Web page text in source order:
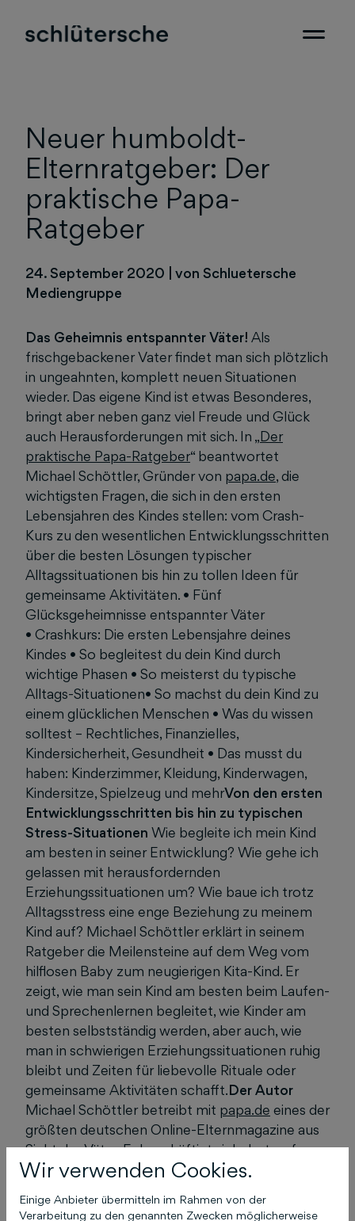
Neuer humboldt-
Elternratgeber: Der
praktische Papa-
Ratgeber
24. September 2020
von Schluetersche
Mediengruppe
Das Geheimnis entspannter Väter! Als
frischgebackener Vater findet man sich plötzlich
in ungeahnten, komplett neuen Situationen
wieder. Das eigene Kind ist etwas Besonderes,
bringt aber neben ganz viel Freude und Glück
auch Herausforderungen mit sich. In „Der
praktische Papa-Ratgeber“ beantwortet
Michael Schöttler, Gründer von papa.de, die
wichtigsten Fragen, die sich in den ersten
Lebensjahren des Kindes stellen: vom Crash-
Kurs zu den wesentlichen Entwicklungsschritten
über die besten Lösungen typischer
Alltagssituationen bis hin zu tollen Ideen für
gemeinsame Aktivitäten. • Fünf
Glücksgeheimnisse entspannter Väter
• Crashkurs: Die ersten Lebensjahre deines
Kindes • So begleitest du dein Kind durch
wichtige Phasen • So meisterst du typische
Alltags-Situationen• So machst du dein Kind zu
einem glücklichen Menschen • Was du wissen
solltest – Rechtliches, Finanzielles,
Kindersicherheit, Gesundheit • Das musst du
haben: Kinderzimmer, Kleidung, Kinderwagen,
Kindersitze, Spielzeug und mehrVon den ersten
Entwicklungsschritten bis hin zu typischen
Stress-Situationen Wie begleite ich mein Kind
am besten in seiner Entwicklung? Wie gehe ich
gelassen mit herausfordernden
Erziehungssituationen um? Wie baue ich trotz
Alltagsstress eine enge Beziehung zu meinem
Kind auf? Michael Schöttler erklärt in seinem
Ratgeber die Meilensteine auf dem Weg vom
hilflosen Baby zum neugierigen Kita-Kind. Er
zeigt, wie man sein Kind am besten beim Laufen-
und Sprechenlernen begleitet, wie Kinder am
besten selbstständig werden, aber auch, wie
man in schwierigen Erziehungssituationen ruhig
bleibt und Zeiten für liebevolle Rituale oder
gemeinsame Aktivitäten schafft.Der Autor
Michael Schöttler betreibt mit papa.de eines der
größten deutschen Online-Elternmagazine aus
Sicht der Väter. Er beschäftigt sich dort, auf
seinen Social-Media-Kanälen sowie in seiner
wichtigen Familienthemen – von der
Wir verwenden Cookies.
Einige Anbieter übermitteln im Rahmen von der
Verarbeitung zu den genannten Zwecken möglicherweise